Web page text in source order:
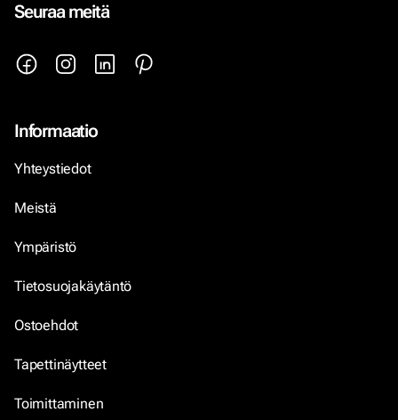
Seuraa meitä
Informaatio
Yhteystiedot
Meistä
Ympäristö
Tietosuojakäytäntö
Ostoehdot
Tapettinäytteet
Toimittaminen